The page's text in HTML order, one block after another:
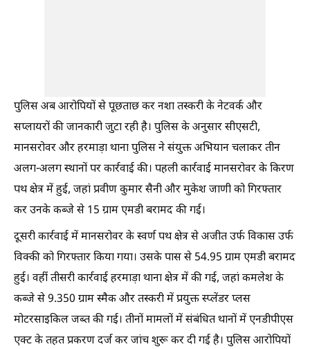
पुलिस अब आरोपियों से पूछताछ कर नशा तस्करी के नेटवर्क और
सप्लायरों की जानकारी जुटा रही है। पुलिस के अनुसार सीएसटी,
मानसरोवर और हरमाड़ा थाना पुलिस ने संयुक्त अभियान चलाकर तीन
अलग-अलग स्थानों पर कार्रवाई की। पहली कार्रवाई मानसरोवर के किरण
पथ क्षेत्र में हुई, जहां प्रवीण कुमार सैनी और मुकेश जाणी को गिरफ्तार
कर उनके कब्जे से 15 ग्राम एमडी बरामद की गई।
दूसरी कार्रवाई में मानसरोवर के स्वर्ण पथ क्षेत्र से अजीत उर्फ विकास उर्फ
विक्की को गिरफ्तार किया गया। उसके पास से 54.95 ग्राम एमडी बरामद
हुई। वहीं तीसरी कार्रवाई हरमाड़ा थाना क्षेत्र में की गई, जहां कमलेश के
कब्जे से 9.350 ग्राम स्मैक और तस्करी में प्रयुक्त स्प्लेंडर प्लस
मोटरसाइकिल जब्त की गई। तीनों मामलों में संबंधित थानों में एनडीपीएस
एक्ट के तहत प्रकरण दर्ज कर जांच शुरू कर दी गई है। पुलिस आरोपियों